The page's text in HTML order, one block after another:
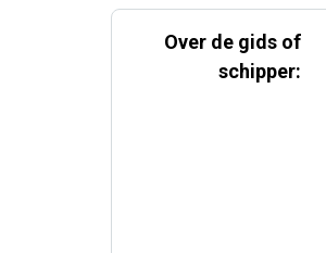
Over de gids of
schipper: